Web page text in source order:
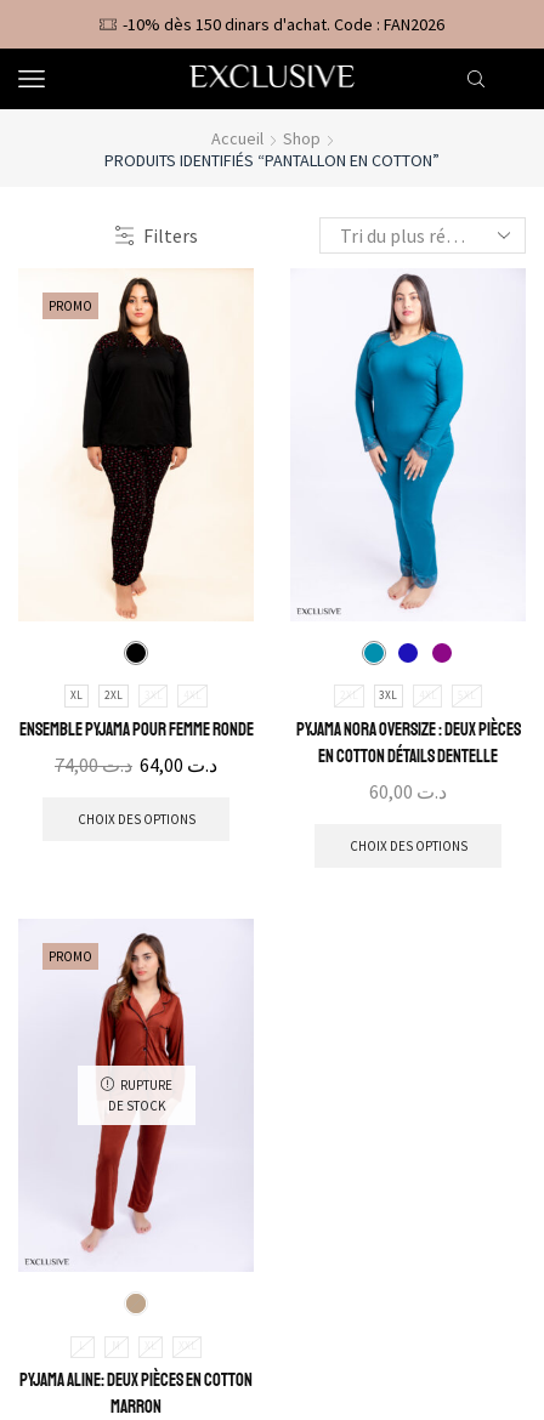
-10% dès 150 dinars d'achat. Code : FAN2026
Accueil
Shop
PRODUITS IDENTIFIÉS “PANTALLON EN COTTON”
Filters
PROMO
XL 2XL 3XL 4XL
Ensemble Pyjama pour Femme Ronde
د.ت74,00 د.ت
CHOIX DES OPTIONS
2XL 3XL 4XL 5XL
Pyjama Nora Oversize : Deux pièces
en cotton détails dentelle
د.ت
CHOIX DES OPTIONS
PROMO
RUPTURE
DE STOCK
M XL XXL
Pyjama Aline: Deux pièces en cotton
marron